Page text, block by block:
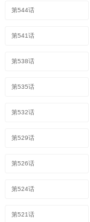
第544话
第541话
第538话
第535话
第532话
第529话
第526话
第524话
第521话